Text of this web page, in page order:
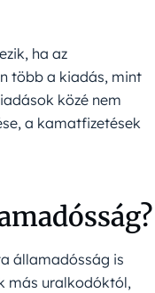
ha az
több a kiadás, mint
közé nem
a kamatfizetések
államadósság is
más uralkodóktól,